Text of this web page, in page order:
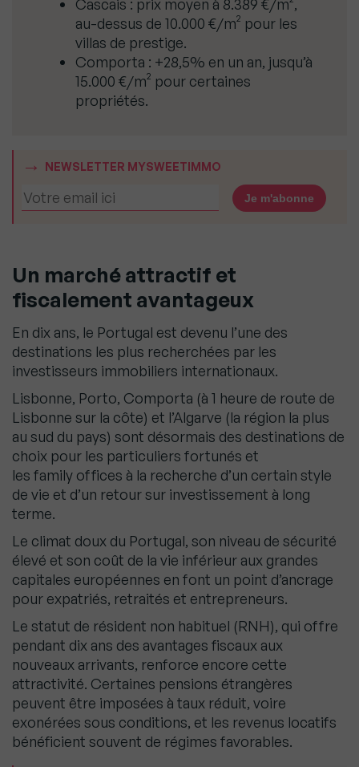
Cascais : prix moyen à 8.389 €/m²,
au-dessus de 10.000 €/m² pour les
villas de prestige.
Comporta : +28,5% en un an, jusqu’à
15.000 €/m² pour certaines
propriétés.
NEWSLETTER MYSWEETIMMO
Un marché attractif et
fiscalement avantageux
En dix ans, le Portugal est devenu l’une des
destinations les plus recherchées par les
investisseurs immobiliers internationaux.
Lisbonne, Porto, Comporta (à 1 heure de route de
Lisbonne sur la côte) et l’Algarve (la région la plus
au sud du pays) sont désormais des destinations de
choix pour les particuliers fortunés et
les family offices à la recherche d’un certain style
de vie et d’un retour sur investissement à long
terme.
Le climat doux du Portugal, son niveau de sécurité
élevé et son coût de la vie inférieur aux grandes
capitales européennes en font un point d’ancrage
pour expatriés, retraités et entrepreneurs.
Le statut de résident non habituel (RNH), qui offre
pendant dix ans des avantages fiscaux aux
nouveaux arrivants, renforce encore cette
attractivité. Certaines pensions étrangères
peuvent être imposées à taux réduit, voire
exonérées sous conditions, et les revenus locatifs
bénéficient souvent de régimes favorables.